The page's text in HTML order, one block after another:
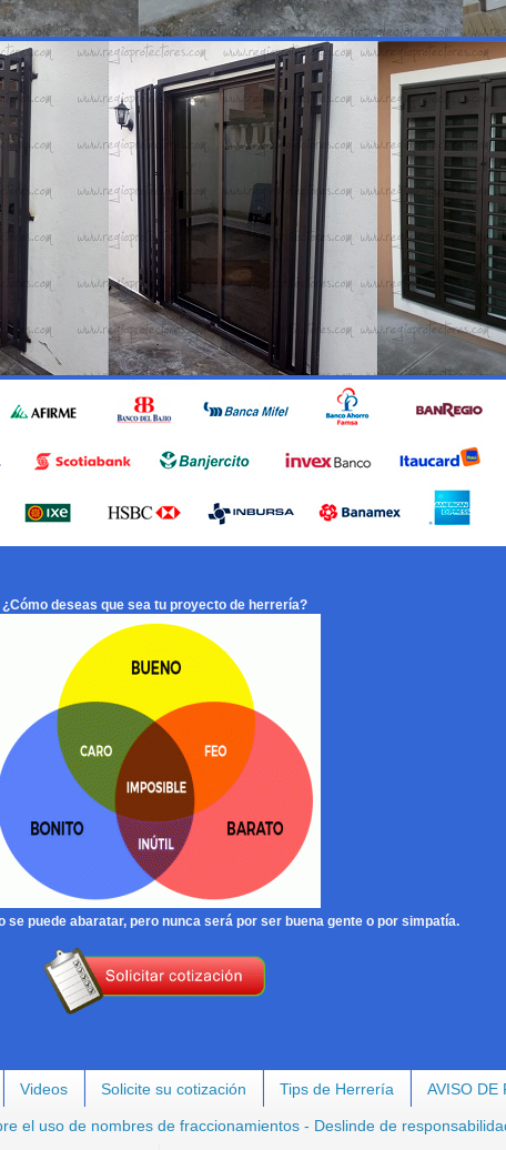
¿Cómo deseas que sea tu proyecto de herrería?
se puede abaratar, pero nunca será por ser buena gente o por simpatía.
Videos Solicite su cotización Tips de Herrería AVISO DE
el uso de nombres de fraccionamientos - Deslinde de